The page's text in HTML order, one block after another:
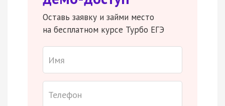
Оставь заявку и займи место
на бесплатном курсе Турбо ЕГЭ